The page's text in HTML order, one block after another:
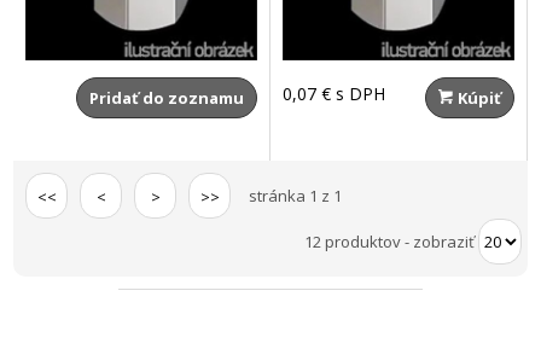
Pridať do zoznamu 0,07 € s DPH Kúpiť
<< < > >> stránka 1 z 1
12 produktov- zobraziť